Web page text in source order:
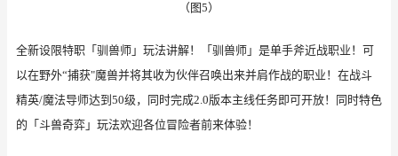
（图5）
全新设限特职「驯兽师」玩法讲解！「驯兽师」是单手斧近战职业！可
以在野外“捕获"魔兽并将其收为伙伴召唤出来并肩作战的职业 ！在战斗
精英/魔法导师达到50级，同时完成2.0版本主线任务即可开放！同时特色
的「斗兽奇弈」玩法欢迎各位冒险者前来体验！